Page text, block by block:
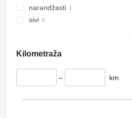
narandžasti
sivi
Kilometraža
– km